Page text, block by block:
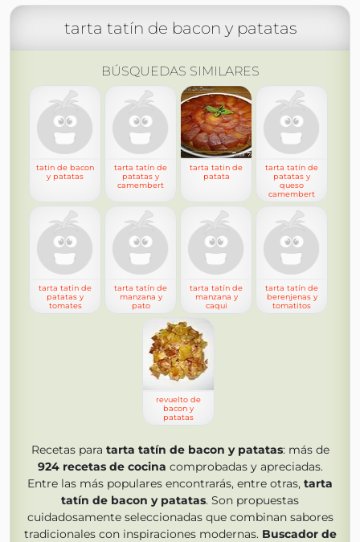
tarta tatín de bacon y patatas
BÚSQUEDAS SIMILARES
tatin de bacon
y patatas
tarta tatín de
patatas y
camembert
tarta tatin de
patata
tarta tatín de
patatas y
queso
camembert
tarta tatin de
patatas y
tomates
tarta tatín de
manzana y
pato
tarta tatín de
manzana y
caqui
tarta tatín de
berenjenas y
tomatitos
revuelto de
bacon y
patatas
Recetas para tarta tatín de bacon y patatas: más de
924 recetas de cocina comprobadas y apreciadas.
Entre las más populares encontrarás, entre otras, tarta
tatín de bacon y patatas. Son propuestas
cuidadosamente seleccionadas que combinan sabores
tradicionales con inspiraciones modernas. Buscador de